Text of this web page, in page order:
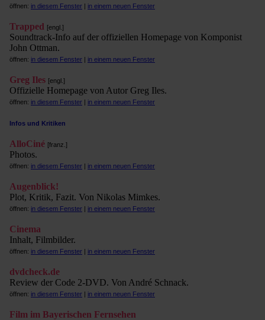
öffnen: in diesem Fenster | in einem neuen Fenster
Trapped [engl.]
Soundtrack-Info auf der offiziellen Homepage von Komponist
John Ottman.
öffnen: in diesem Fenster | in einem neuen Fenster
Greg Iles [engl.]
Offizielle Homepage von Autor Greg Iles.
öffnen: in diesem Fenster | in einem neuen Fenster
Infos und Kritiken
AlloCiné [franz.]
Photos.
öffnen: in diesem Fenster | in einem neuen Fenster
Augenblick!
Plot, Kritik, Fazit. Von Nikolas Mimkes.
öffnen: in diesem Fenster | in einem neuen Fenster
Cinema
Inhalt, Filmbilder.
öffnen: in diesem Fenster | in einem neuen Fenster
dvdcheck.de
Review der Code 2-DVD. Von André Schnack.
öffnen: in diesem Fenster | in einem neuen Fenster
Film im Bayerischen Fernsehen